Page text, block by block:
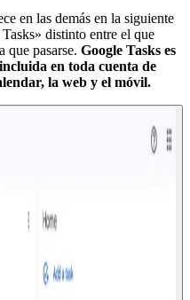
en las demás en la siguiente
distinto entre el que
que pasarse. Google Tasks es
en toda cuenta de
la web y el móvil.